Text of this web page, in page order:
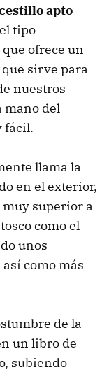
apto
tipo
ofrece un
sirve para
nuestros
mano del
fácil.
llama la
en el exterior,
superior a
como el
unos
como más
de la
un libro de
subiendo